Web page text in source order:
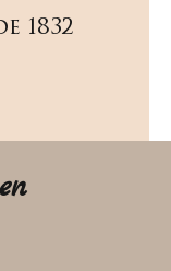
1832